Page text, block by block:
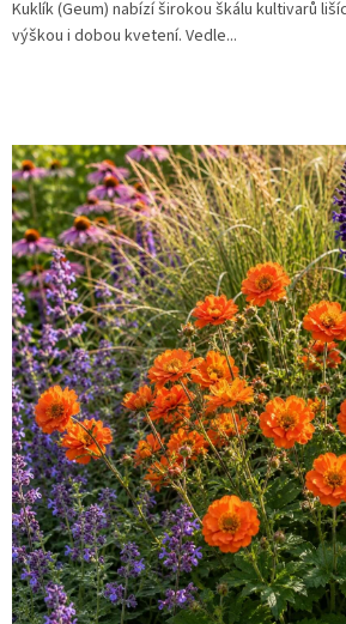
Kuklík (Geum) nabízí širokou škálu kultivarů
výškou i dobou kvetení. Vedle...